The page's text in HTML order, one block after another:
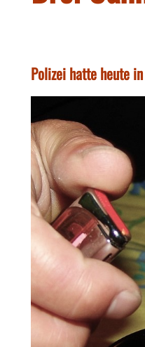
Polizei hatte heute